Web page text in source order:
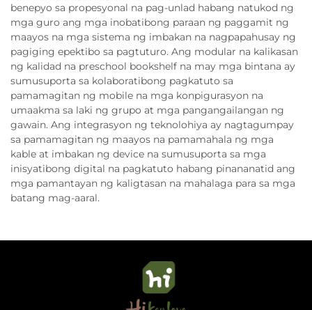
benepyo sa propesyonal na pag-unlad habang natukod ng
mga guro ang mga inobatibong paraan ng paggamit ng
maayos na mga sistema ng imbakan na nagpapahusay ng
pagiging epektibo sa pagtuturo. Ang modular na kalikasan
ng kalidad na preschool bookshelf na may mga bintana ay
sumusuporta sa kolaboratibong pagkatuto sa
pamamagitan ng mobile na mga konpigurasyon na
umaakma sa laki ng grupo at mga pangangailangan ng
gawain. Ang integrasyon ng teknolohiya ay nagtagumpay
sa pamamagitan ng maayos na pamamahala ng mga
kable at imbakan ng device na sumusuporta sa mga
inisyatibong digital na pagkatuto habang pinananatid ang
mga pamantayan ng kaligtasan na mahalaga para sa mga
batang mag-aaral.